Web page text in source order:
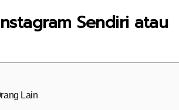
Sendiri atau
Lain